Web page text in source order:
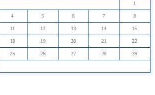
1
4 5 6 7 8
11 12 13 14 15
18 19 20 21 22
25 26 27 28 29